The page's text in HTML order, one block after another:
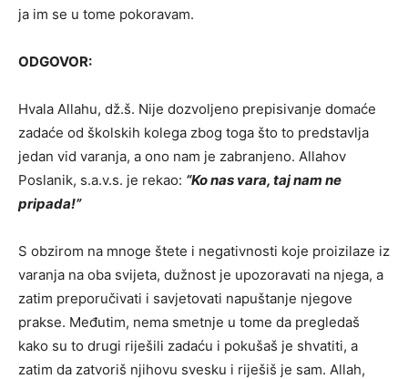
ja im se u tome pokoravam.
ODGOVOR:
Hvala Allahu, dž.š. Nije dozvoljeno prepisivanje domaće
zadaće od školskih kolega zbog toga što to predstavlja
jedan vid varanja, a ono nam je zabranjeno. Allahov
Poslanik, s.a.v.s. je rekao: “Ko nas vara, taj nam ne
pripada!”
S obzirom na mnoge štete i negativnosti koje proizilaze iz
varanja na oba svijeta, dužnost je upozoravati na njega, a
zatim preporučivati i savjetovati napuštanje njegove
prakse. Međutim, nema smetnje u tome da pregledaš
kako su to drugi riješili zadaću i pokušaš je shvatiti, a
zatim da zatvoriš njihovu svesku i riješiš je sam. Allah,